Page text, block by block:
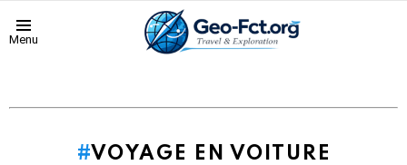
Menu
VOYAGE EN VOITURE